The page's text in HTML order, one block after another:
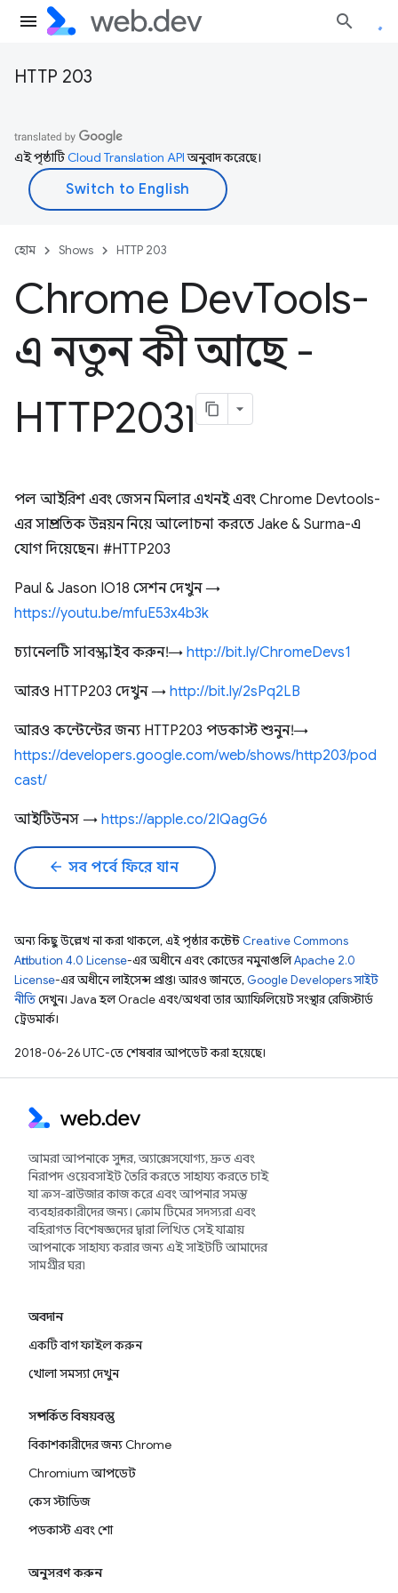
HTTP 203
এই পৃষ্ঠাটিCloud Translation APIঅনুবাদ করেছে।
হোম Shows HTTP 203
Chrome DevTools-
এ নতুন কী আছে -
HTTP203৷
পল আইরিশ এবং জেসন মিলার এখনই এবং Chrome Devtools-
এর সাম্প্রতিক উন্নয়ন নিয়ে আলোচনা করতে Jake & Surma-এ
যোগ দিয়েছেন। #HTTP203
Paul & Jason IO18 সেশন দেখুন →
https://youtu.be/mfuE53x4b3k
চ্যানেলটি সাবস্ক্রাইব করুন! → http://bit.ly/ChromeDevs1
আরও HTTP203 দেখুন → http://bit.ly/2sPq2LB
আরও কন্টেন্টের জন্য HTTP203 পডকাস্ট শুনুন! →
https://developers.google.com/web/shows/http203/pod
cast/
আইটিউনস → https://apple.co/2IQagG6
arrow_back সব পর্বে ফিরে যান
অন্য কিছু উল্লেখ না করা থাকলে, এই পৃষ্ঠার কন্টেন্ট Creative Commons
Attribution 4.0 License-এর অধীনে এবং কোডের নমুনাগুলিApache 2.0
License-এর অধীনে লাইসেন্স প্রাপ্ত। আরও জানতে, Google Developers সাইট
নীতিদেখুন। Java হল Oracle এবং/অথবা তার অ্যাফিলিয়েট সংস্থার রেজিস্টার্ড
ট্রেডমার্ক।
2018-06-26 UTC-তে শেষবার আপডেট করা হয়েছে।
আমরা আপনাকে সুন্দর, অ্যাক্সেসযোগ্য, দ্রুত এবং
নিরাপদ ওয়েবসাইট তৈরি করতে সাহায্য করতে চাই
যা ক্রস-ব্রাউজার কাজ করে এবং আপনার সমস্ত
ব্যবহারকারীদের জন্য। ক্রোম টিমের সদস্যরা এবং
বহিরাগত বিশেষজ্ঞদের দ্বারা লিখিত সেই যাত্রায়
আপনাকে সাহায্য করার জন্য এই সাইটটি আমাদের
সামগ্রীর ঘর৷
অবদান
একটি বাগ ফাইল করুন
খোলা সমস্যা দেখুন
সম্পর্কিত বিষয়বস্তু
বিকাশকারীদের জন্য Chrome
Chromium আপডেট
কেস স্টাডিজ
পডকাস্ট এবং শো
অনুসরণ করুন